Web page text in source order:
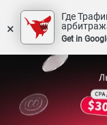
×
Где
Get in